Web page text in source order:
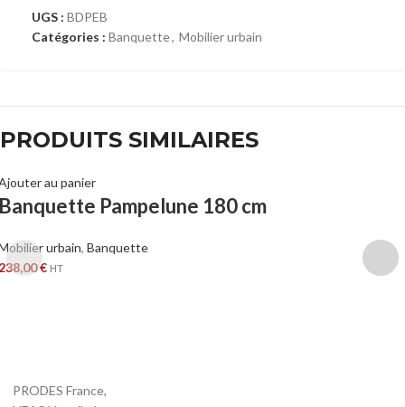
UGS : BDPEB
Catégories : Banquette, Mobilier urbain
PRODUITS SIMILAIRES
au panier
Pampelune 180 cm
urbain,Banquette
€ HT
PRODES France,